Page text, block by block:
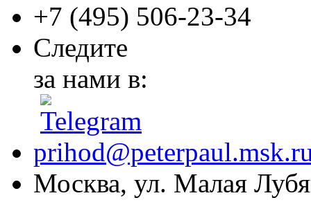
+7 (495) 506-23-34
Следите
за нами в:
Москва, ул. Малая